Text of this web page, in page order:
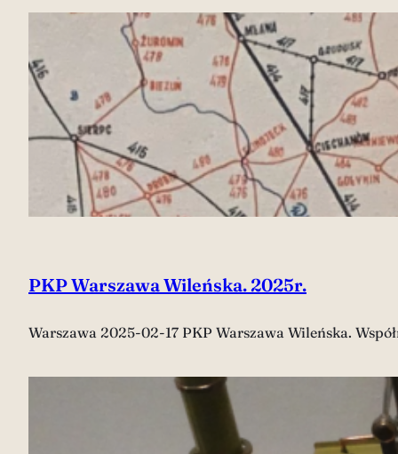
PKP Warszawa Wileńska. 2025r.
Warszawa 2025-02-17 PKP Warszawa Wileńska.